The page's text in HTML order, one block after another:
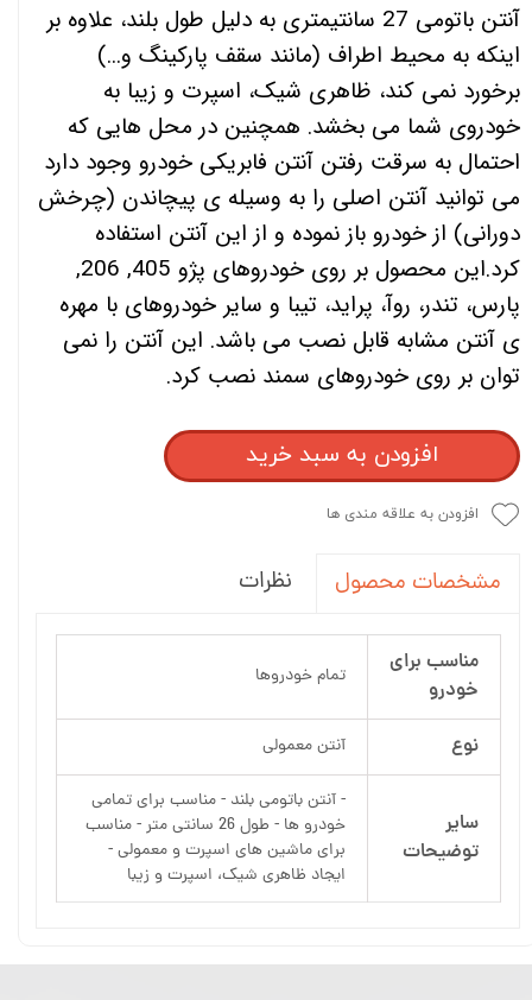
آنتن باتومی 27 سانتیمتری به دلیل طول بلند، علاوه بر
اینکه به محیط اطراف (مانند سقف پارکینگ و...)
برخورد نمی کند، ظاهری شیک، اسپرت و زیبا به
خودروی شما می بخشد. همچنین در محل هایی که
احتمال به سرقت رفتن آنتن فابریکی خودرو وجود دارد
می توانید آنتن اصلی را به وسیله ی پیچاندن (چرخش
دورانی) از خودرو باز نموده و از این آنتن استفاده
کرد.این محصول بر روی خودروهای پژو 405, 206,
پارس، تندر، روآ، پراید، تیبا و سایر خودروهای با مهره
ی آنتن مشابه قابل نصب می باشد. این آنتن را نمی
توان بر روی خودروهای سمند نصب کرد.
افزودن به سبد خرید
افزودن به علاقه مندی ها
مشخصات محصول نظرات
مناسب برای
خودرو
تمام خودروها
نوع آنتن معمولی
سایر
توضیحات
- آنتن باتومی بلند - مناسب برای تمامی
خودرو ها - طول 26 سانتی متر - مناسب
برای ماشین های اسپرت و معمولی -
ایجاد ظاهری شیک، اسپرت و زیبا